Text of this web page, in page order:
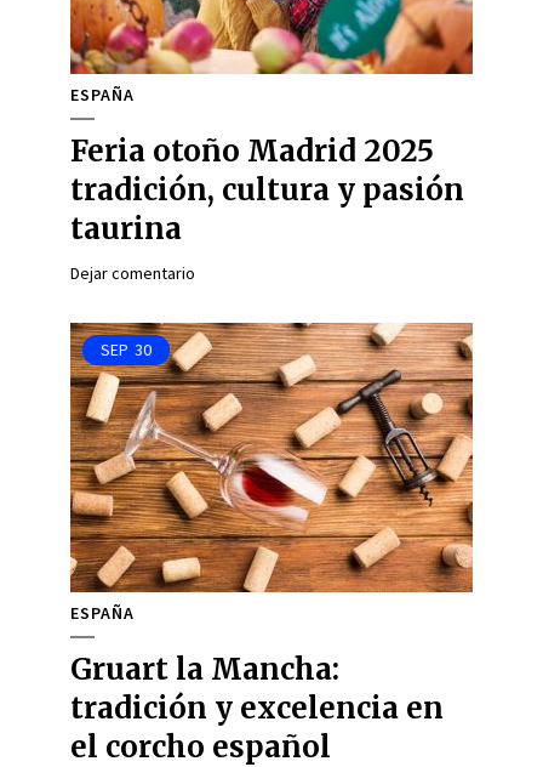
ESPAÑA
Feria otoño Madrid 2025
tradición, cultura y pasión
taurina
Dejar comentario
SEP 30
ESPAÑA
Gruart la Mancha:
tradición y excelencia en
el corcho español